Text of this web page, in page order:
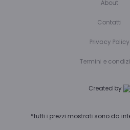
About
Contatti
Privacy Policy
Termini e
Created by
*tutti i prezzi mostrati sono da